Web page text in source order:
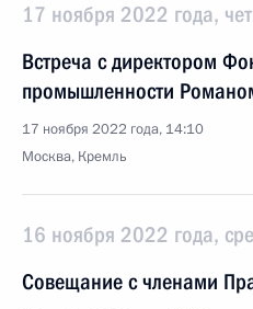
17 ноября 2022 года,
Встреча с директором
промышленности
17 ноября 2022 года, 14:10
Москва, Кремль
16 ноября 2022 года,
Совещание с членами